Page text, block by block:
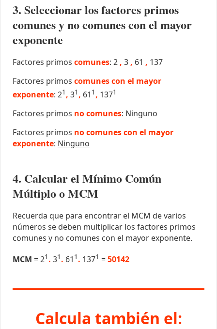
3. Seleccionar los factores primos
comunes y no comunes con el mayor
exponente
Factores primos comunes: 2 , 3 , 61 , 137
Factores primos comunes con el mayor
exponente: 21 , 31 , 61 1 , 1371
Factores primos no comunes: Ninguno
Factores primos no comunes con el mayor
exponente: Ninguno
4. Calcular el Mínimo Común
Múltiplo o MCM
Recuerda que para encontrar el MCM de varios
números se deben multiplicar los factores primos
comunes y no comunes con el mayor exponente.
MCM = 21 . 31 . 61 1 . 1371 =50142
Calcula también el: